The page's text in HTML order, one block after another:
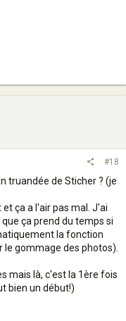
#18
truandée de Sticher ? (je
ça a l'air pas mal. J'ai
ça prend du temps si
la fonction
gommage des photos).
mais là, c'est la 1ère fois
bien un début!)